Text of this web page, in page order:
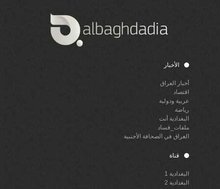
الأخبار
أخبار العراق
اقتصاد
عربية ودولية
رياضة
البغدادية أنت
ملفات_فساد
العراق في الصحافة الأجنبية
قناة
البغدادية 1
البغدادية 2